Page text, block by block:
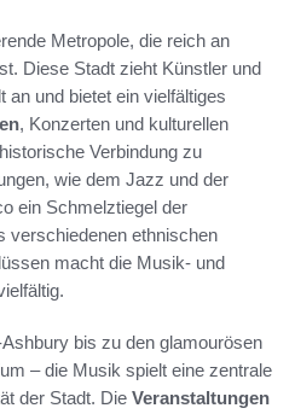
Metropole, die reich an
Diese Stadt zieht Künstler und
an und bietet ein vielfältiges
, Konzerten und kulturellen
Verbindung zu
wie dem Jazz und der
ein Schmelztiegel der
verschiedenen ethnischen
macht die Musik- und
bis zu den glamourösen
– die Musik spielt eine zentrale
der Stadt. Die Veranstaltungen